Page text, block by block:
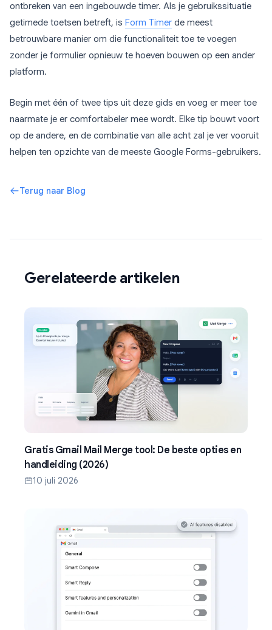
ontbreken van een ingebouwde timer. Als je gebruikssituatie
getimede toetsen betreft, is Form Timer de meest
betrouwbare manier om die functionaliteit toe te voegen
zonder je formulier opnieuw te hoeven bouwen op een ander
platform.
Begin met één of twee tips uit deze gids en voeg er meer toe
naarmate je er comfortabeler mee wordt. Elke tip bouwt voort
op de andere, en de combinatie van alle acht zal je ver vooruit
helpen ten opzichte van de meeste Google Forms-gebruikers.
Terug naar Blog
Gerelateerde artikelen
Gratis Gmail Mail Merge tool: De beste opties en
handleiding (2026)
10 juli 2026